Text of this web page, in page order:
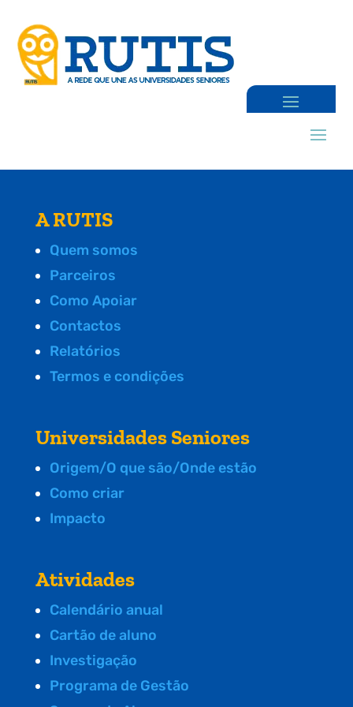
A RUTIS
Quem somos
Parceiros
Como Apoiar
Contactos
Relatórios
Termos e condições
Universidades Seniores
Origem/O que são/Onde estão
Como criar
Impacto
Atividades
Calendário anual
Cartão de aluno
Investigação
Programa de Gestão